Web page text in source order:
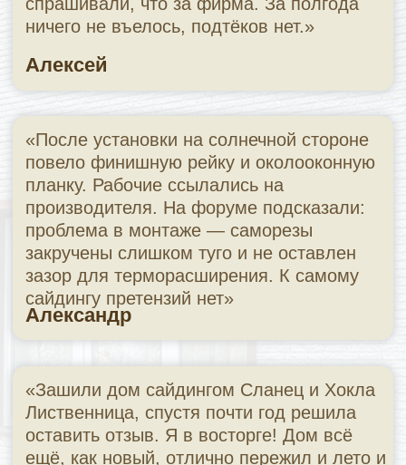
нами! Приходите, чтобы увидеть все
фасадные панели Ю-Пласт вживую, и
мы поможем определиться с
идеальным вариантом для вашего
дома.
В магазине действуют предложения,
которых нет на сайте
Рассрочка на месте – за 15 минут
Оформим покупку с оплатой частями —
без переплат и без походов в банк
Выставочные стенды с монтажом
Все образцы установлены на мини-
домиках – видно как смотрятся вживую
и как монтируются